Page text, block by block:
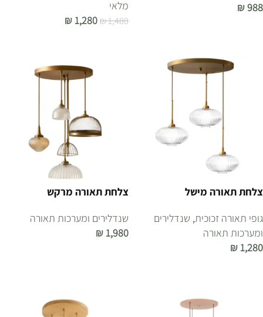
₪988 מלאי
₪1,480
₪ 1,280
צלחת תאורה מישל
גופי תאורה זכוכית, שנדלירים
ומערכות תאורה
₪ 1,280
צלחת תאורה מרקש
שנדלירים ומערכות תאורה
₪ 1,980